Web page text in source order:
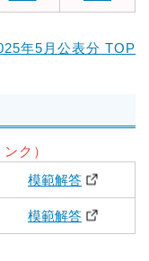
年5月公表分 TOP
ク）
模範解答
模範解答